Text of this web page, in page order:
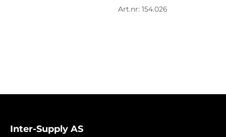
Art.nr: 154.026
Inter-Supply AS